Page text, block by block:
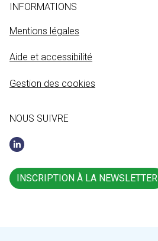
INFORMATIONS
Mentions légales
Aide et accessibilité
Gestion des cookies
NOUS SUIVRE
INSCRIPTION À LA NEWSLETTER